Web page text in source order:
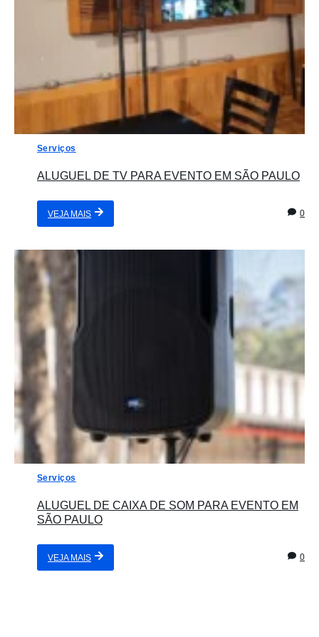
Serviços
ALUGUEL DE TV PARA EVENTO EM SÃO PAULO
VEJA MAIS 0
Serviços
ALUGUEL DE CAIXA DE SOM PARA EVENTO EM
SÃO PAULO
VEJA MAIS 0